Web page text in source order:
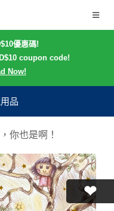
優惠碼!
coupon code!
Now!
品
你也是啊！